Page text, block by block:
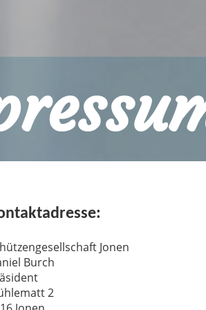
Jonen
Burch
2